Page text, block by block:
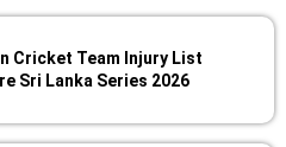
Cricket Team Injury List
Sri Lanka Series 2026